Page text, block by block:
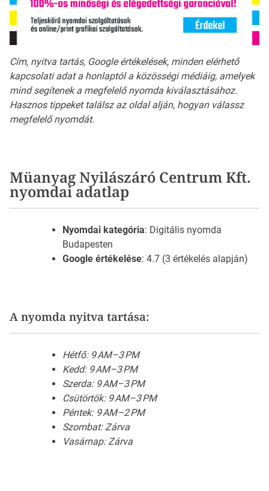
Cím, nyitva tartás, Google értékelések, minden elérhető
kapcsolati adat a honlaptól a közösségi médiáig, amelyek
mind segítenek a megfelelő nyomda kiválasztásához.
Hasznos tippeket találsz az oldal alján, hogyan válassz
megfelelő nyomdát.
Müanyag Nyilászáró Centrum Kft.
nyomdai adatlap
Nyomdai kategória: Digitális nyomda
Budapesten
Google értékelése: 4.7 (3 értékelés alapján)
A nyomda nyitva tartása:
Hétfő: 9 AM–3 PM
Kedd: 9 AM–3 PM
Szerda: 9 AM–3 PM
Csütörtök: 9 AM–3 PM
Péntek: 9 AM–2 PM
Szombat: Zárva
Vasárnap: Zárva